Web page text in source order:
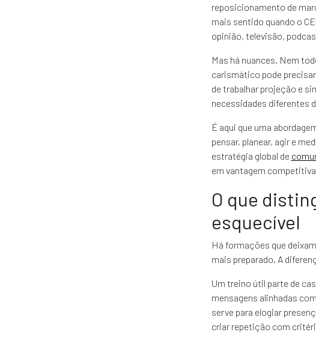
reposicionamento de
mais sentido quando o
opinião, televisão,
Mas há nuances. Nem
carismático pode
de trabalhar projeção e
necessidades diferentes
É aqui que uma
pensar, planear, agir e
estratégia global de
em vantagem
O que
esquecível
Há formações que
mais preparado. A
Um treino útil parte de
mensagens alinhadas
serve para elogiar
criar repetição com